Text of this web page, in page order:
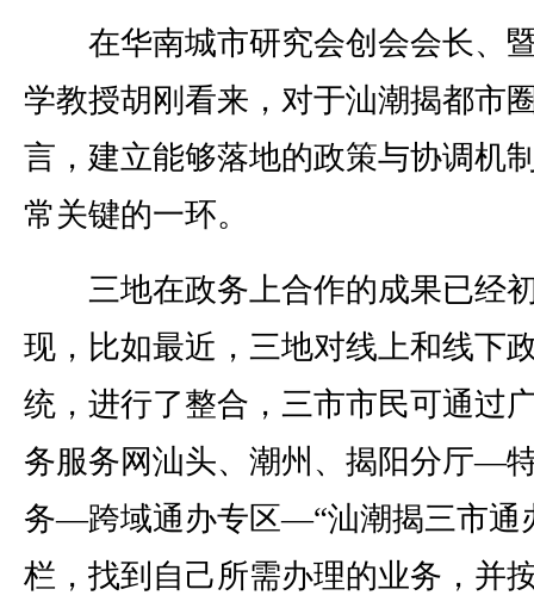
在华南城市研究会创会会长、
学教授胡刚看来，对于汕潮揭都市
言，建立能够落地的政策与协调机
常关键的一环。
三地在政务上合作的成果已经
现，比如最近，三地对线上和线下
统，进行了整合，三市市民可通过
务服务网汕头、潮州、揭阳分厅—
务—跨域通办专区—“汕潮揭三市通
栏，找到自己所需办理的业务，并